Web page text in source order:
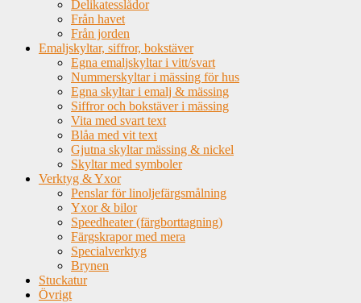
Delikatesslådor
Från havet
Från jorden
Emaljskyltar, siffror, bokstäver
Egna emaljskyltar i vitt/svart
Nummerskyltar i mässing för hus
Egna skyltar i emalj & mässing
Siffror och bokstäver i mässing
Vita med svart text
Blåa med vit text
Gjutna skyltar mässing & nickel
Skyltar med symboler
Verktyg & Yxor
Penslar för linoljefärgsmålning
Yxor & bilor
Speedheater (färgborttagning)
Färgskrapor med mera
Specialverktyg
Brynen
Stuckatur
Övrigt